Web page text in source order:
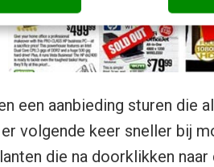
een aanbieding sturen
volgende keer sneller bij
die na doorklikken